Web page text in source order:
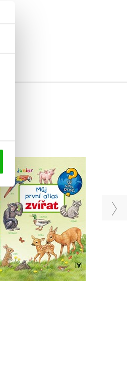
Můj první atlas zvířat
Anne Möllerová
Do košíku
269 Kč
215 Kč